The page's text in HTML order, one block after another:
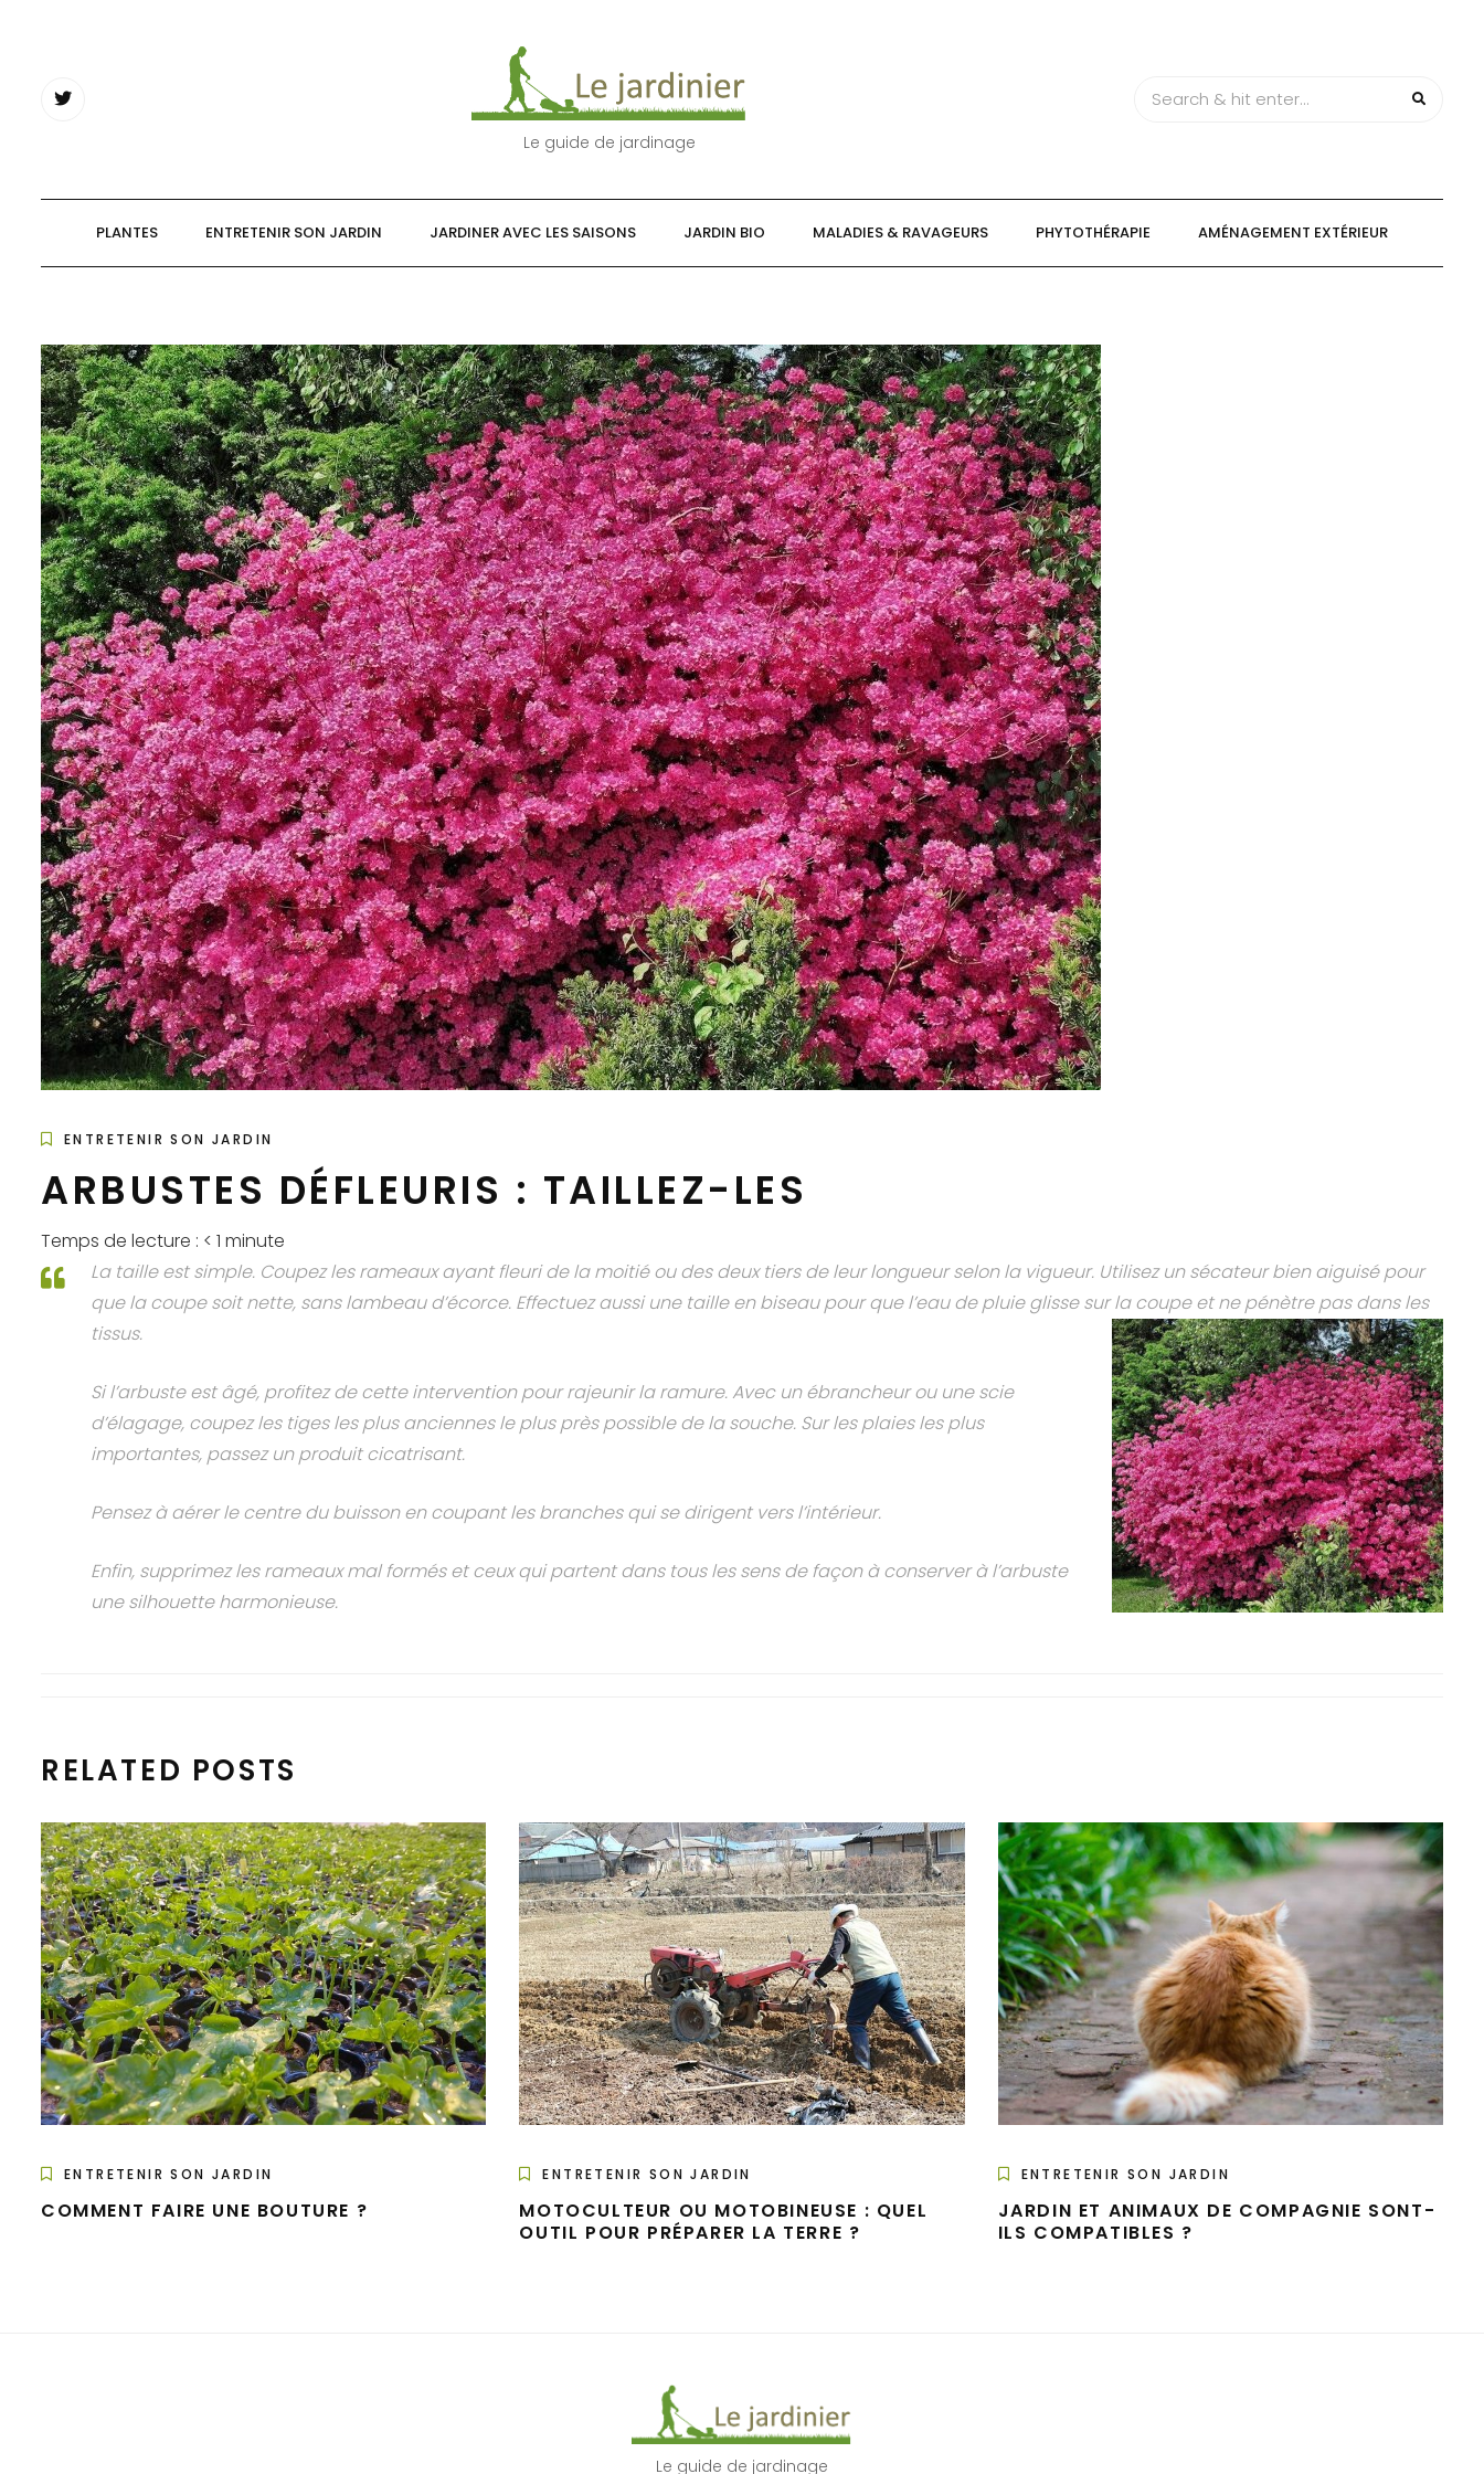
Le guide de jardinage
PLANTES ENTRETENIR SON JARDIN JARDINER AVEC LES SAISONS JARDIN BIO MALADIES & RAVAGEURS PHYTOTHÉRAPIE AMÉNAGEMENT EXTÉRIEUR
ENTRETENIR SON JARDIN
ARBUSTES DÉFLEURIS : TAILLEZ-LES
Temps de lecture : < 1 minute
La taille est simple. Coupez les rameaux ayant fleuri de la moitié ou des deux tiers de leur longueur selon la vigueur. Utilisez un sécateur bien aiguisé pour
que la coupe soit nette, sans lambeau d’écorce. Effectuez aussi une taille en biseau pour que l’eau de pluie glisse sur la coupe et ne pénètre pas dans les
tissus.
Si l’arbuste est âgé, profitez de cette intervention pour rajeunir la ramure. Avec un ébrancheur ou une scie
d’élagage, coupez les tiges les plus anciennes le plus près possible de la souche. Sur les plaies les plus
importantes, passez un produit cicatrisant.
Pensez à aérer le centre du buisson en coupant les branches qui se dirigent vers l’intérieur.
Enfin, supprimez les rameaux mal formés et ceux qui partent dans tous les sens de façon à conserver à l’arbuste
une silhouette harmonieuse.
RELATED POSTS
ENTRETENIR SON JARDIN
COMMENT FAIRE UNE BOUTURE ?
ENTRETENIR SON JARDIN
MOTOCULTEUR OU MOTOBINEUSE : QUEL
OUTIL POUR PRÉPARER LA TERRE ?
ENTRETENIR SON JARDIN
JARDIN ET ANIMAUX DE COMPAGNIE SONT-
ILS COMPATIBLES ?
Le guide de jardinage